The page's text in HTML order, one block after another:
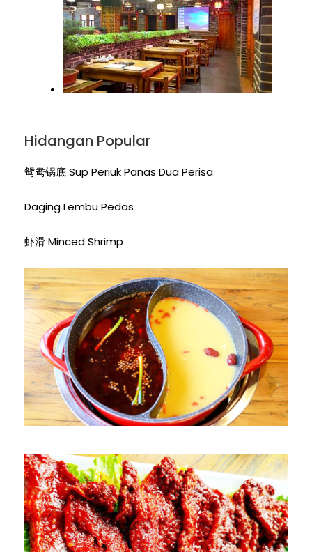
Hidangan Popular
鸳鸯锅底 Sup Periuk Panas Dua Perisa
Daging Lembu Pedas
虾滑 Minced Shrimp